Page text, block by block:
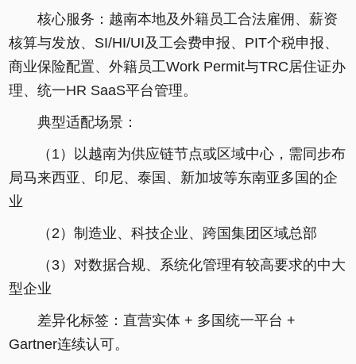
核心服务：越南本地及外籍员工合法雇佣、薪资
核算与发放、SI/HI/UI及工会费申报、PIT个税申报、
商业保险配置、外籍员工Work Permit与TRC居住证办
理、统一HR SaaS平台管理。
典型适配场景：
（1）以越南为供应链节点或区域中心，需同步布
局马来西亚、印尼、泰国、新加坡等东南亚多国的企
业
（2）制造业、科技企业、跨国集团区域总部
（3）对数据合规、系统化管理有较高要求的中大
型企业
差异化标签：直营实体 + 多国统一平台 +
Gartner连续认可。